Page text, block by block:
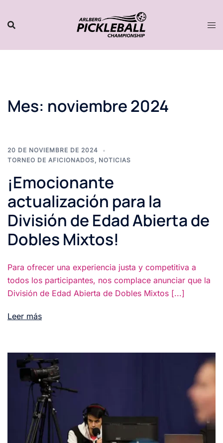
contenido
Mes: noviembre 2024
20 DE NOVIEMBRE DE 2024
TORNEO DE AFICIONADOS, NOTICIAS
¡Emocionante
actualización para la
División de Edad Abierta de
Dobles Mixtos!
Para ofrecer una experiencia justa y competitiva a
todos los participantes, nos complace anunciar que la
División de Edad Abierta de Dobles Mixtos [...]
Leer más